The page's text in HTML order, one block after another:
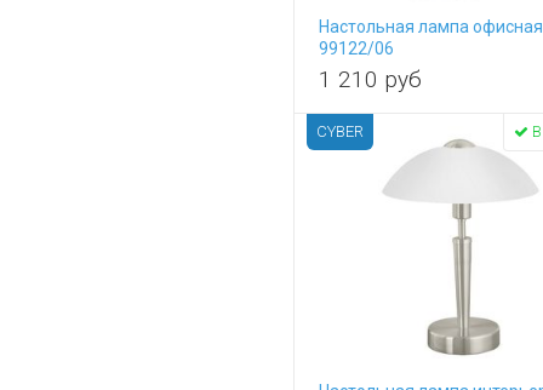
Настольная лампа
99122/06
1 210 руб
CYBER